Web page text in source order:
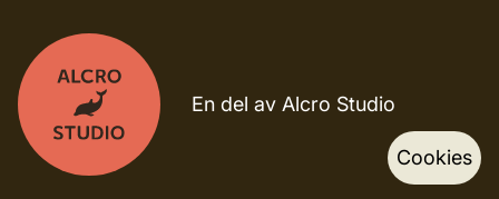
En del av Alcro Studio
Cookies